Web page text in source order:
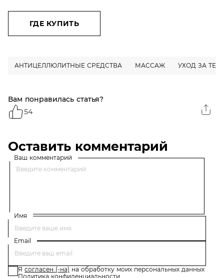
очищающий крем-гель
для лица и тела, 400 мл
ГДЕ КУПИТЬ
АНТИЦЕЛЛЮЛИТНЫЕ СРЕДСТВА МАССАЖ УХОД ЗА
Вам понравилась статья?
54
Оставить комментарий
Ваш комментарий
Имя
Email
Я согласен (-на) на обработку моих персональных данных
Политика конфиденциальности